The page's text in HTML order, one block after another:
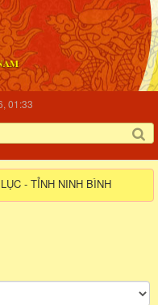
01:33
- TỈNH NINH BÌNH